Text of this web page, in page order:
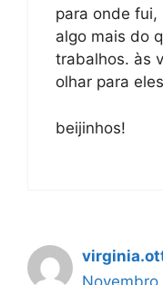
para onde fui,
algo mais do
trabalhos. às
olhar para
beijinhos!